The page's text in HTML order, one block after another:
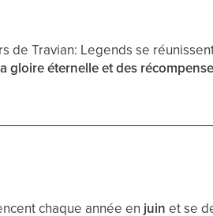
de Travian: Legends se
gloire éternelle et des
chaque année en juin et se